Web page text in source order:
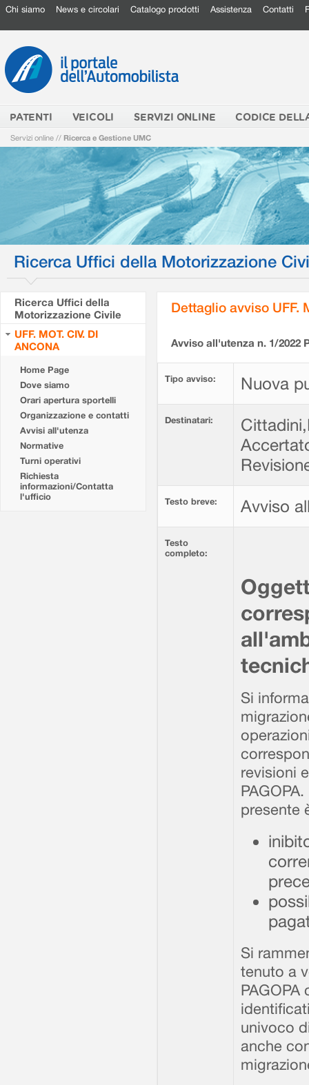
Chi siamo News e circolari Catalogo prodotti Assistenza Contatti
PATENTI VEICOLI SERVIZI ONLINE CODICE
Servizi online // Ricerca e Gestione UMC
Ricerca Uffici della Motorizzazione
Ricerca Uffici della
Motorizzazione Civile
UFF. MOT. CIV. DI
ANCONA
Home Page
Dove siamo
Orari apertura sportelli
Organizzazione e contatti
Avvisi all'utenza
Normative
Turni operativi
Richiesta
informazioni/Contatta
l'ufficio
Dettaglio avviso UFF.
Avviso all'utenza n. 1/2022
Tipo avviso: Nuova
Destinatari:
Testo breve: Avviso
Testo
completo:
Si
revisioni
presente
Si
tenuto a
univoco
anche